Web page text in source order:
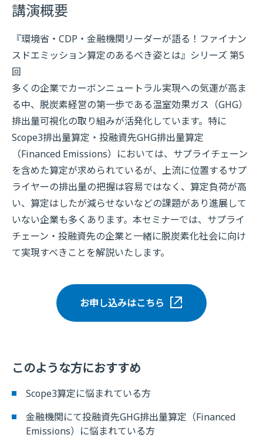
講演概要
『環境省・CDP・金融機関リーダーが語る！ファイナン
スドエミッション算定のあるべき姿とは』シリーズ 第5
回
多くの企業でカーボンニュートラル実現への気運が高ま
る中、脱炭素経営の第一歩である温室効果ガス（GHG）
排出量可視化の取り組みが活発化しています。特に
Scope3排出量算定・投融資先GHG排出量算定
（Financed Emissions）においては、サプライチェーン
を含めた算定が求められているが、上流に位置するサプ
ライヤーの排出量の把握は容易ではなく、算定負荷が高
い、算定はしたが減らせないなどの課題があり進展して
いない企業も多くあります。本セミナーでは、サプライ
チェーン・投融資先の企業と一緒に脱炭素化社会に向け
て実現すべきことを解説いたします。
お申し込みはこちら
このような方におすすめ
Scope3算定に悩まれている方
金融機関にて投融資先GHG排出量算定（Financed
Emissions）に悩まれている方